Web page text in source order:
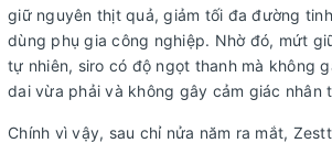
giữ nguyên thịt quả, giảm tối đa đường
dùng phụ gia công nghiệp. Nhờ đó, mứt
tự nhiên, siro có độ ngọt thanh mà không
dai vừa phải và không gây cảm giác nhân
Chính vì vậy, sau chỉ nửa năm ra mắt,